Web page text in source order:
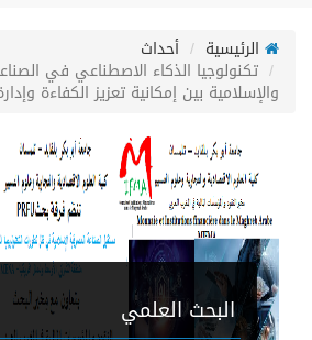
الرئيسية
أحداث
تكنولوجيا الذكاء الاصطناعي في
والإسلامية بين إمكانية تعزيز الكفاءة
البحث العلمي